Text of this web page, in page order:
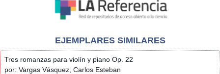
EJEMPLARES SIMILARES
Tres romanzas para violín y piano Op. 22
por: Vargas Vásquez, Carlos Esteban